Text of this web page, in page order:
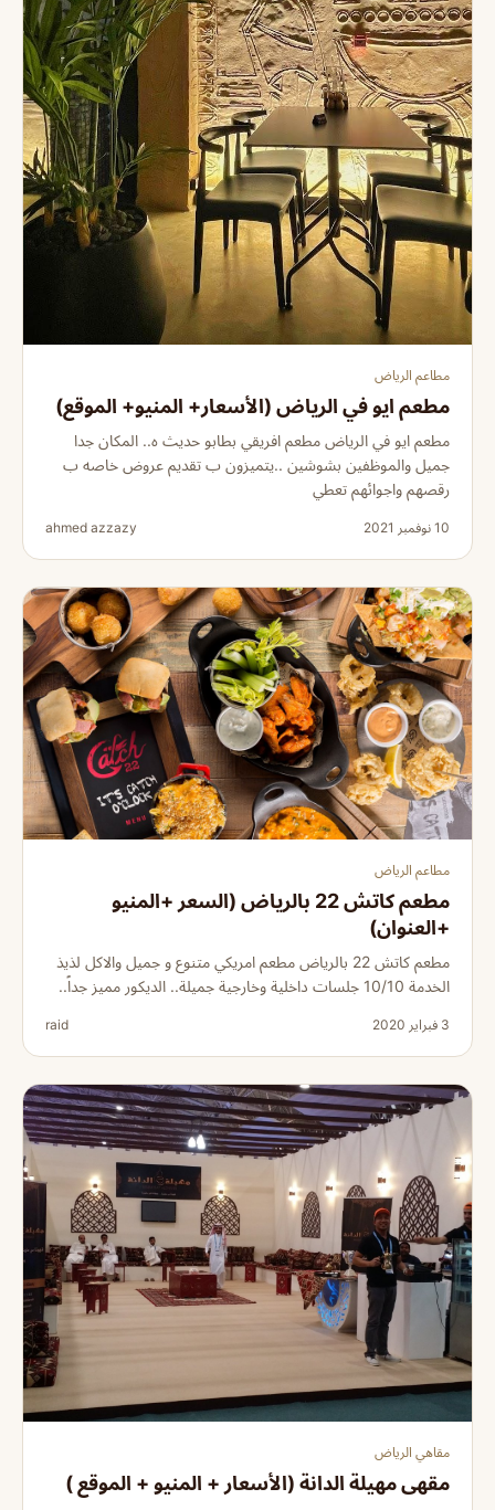
مطاعم الرياض
مطعم ايو في الرياض (الأسعار+ المنيو+ الموقع)
مطعم ايو في الرياض مطعم افريقي بطابو حديث ه.. المكان جدا
جميل والموظفين بشوشين ..يتميزون ب تقديم عروض خاصه ب
رقصهم واجوائهم تعطي
10 نوفمبر 2021 ahmed azzazy
مطاعم الرياض
مطعم كاتش 22 بالرياض (السعر +المنيو
+العنوان)
مطعم كاتش 22 بالرياض مطعم امريكي متنوع و جميل والاكل لذيذ
الخدمة 10/10 جلسات داخلية وخارجية جميلة.. الديكور مميز جداً..
3 فبراير 2020 raid
مقاهي الرياض
مقهى مهيلة الدانة (الأسعار + المنيو + الموقع )